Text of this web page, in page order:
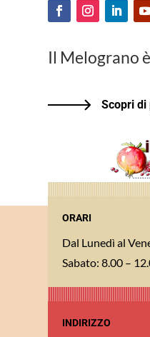
Il Melograno
Scopri di
ORARI
Dal Lunedì al
Sabato: 8.00 –
INDIRIZZO